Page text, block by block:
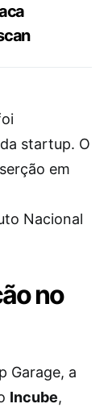
startup. O
em
Nacional
no
Garage, a
Incube,